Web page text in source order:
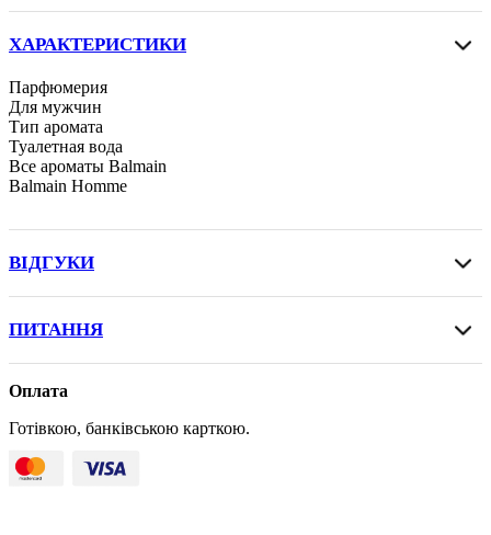
ХАРАКТЕРИСТИКИ
Парфюмерия
Для мужчин
Тип аромата
Туалетная вода
Все ароматы Balmain
Balmain Homme
ВІДГУКИ
ПИТАННЯ
Оплата
Готівкою, банківською карткою.